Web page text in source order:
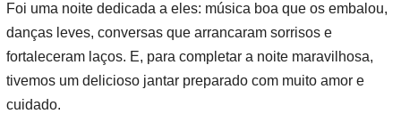
Foi uma noite dedicada a eles: música boa que os embalou,
danças leves, conversas que arrancaram sorrisos e
fortaleceram laços. E, para completar a noite maravilhosa,
tivemos um delicioso jantar preparado com muito amor e
cuidado.